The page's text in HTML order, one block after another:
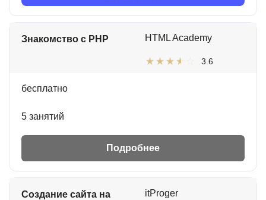
Знакомство с PHP HTML Academy
3.6
бесплатно
5 занятий
Подробнее
Создание сайта на
itProger